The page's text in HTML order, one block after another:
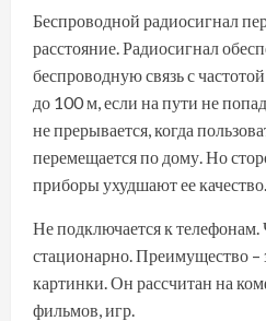
Беспроводной радиосигнал
расстояние. Радиосигнал
беспроводную связь с
до 100 м, если на пути не
не прерывается, когда
перемещается по дому. Но
приборы ухудшают ее качество.
Не подключается к телефонам.
стационарно. Преимущество –
картинки. Он рассчитан на
фильмов, игр.